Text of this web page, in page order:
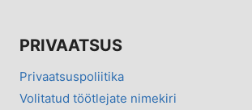
PRIVAATSUS
Privaatsuspoliitika
Volitatud töötlejate nimekiri